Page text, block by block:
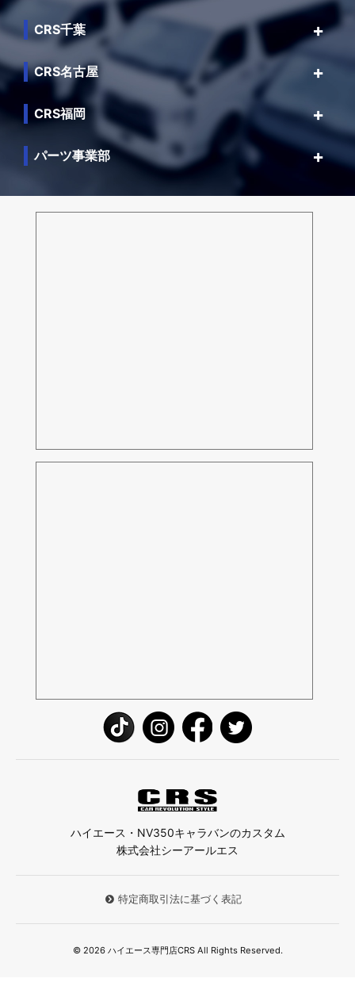
CRS千葉
CRS名古屋
CRS福岡
パーツ事業部
ハイエース・NV350キャラバンのカスタム
株式会社シーアールエス
特定商取引法に基づく表記
© 2026 ハイエース専門店CRS All Rights Reserved.